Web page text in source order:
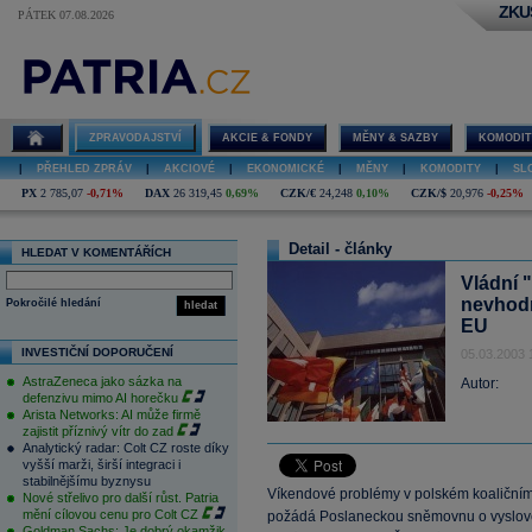
PÁTEK 07.08.2026
ZPRAVODAJSTVÍ AKCIE & FONDY MĚNY & SAZBY
PŘEHLED ZPRÁV AKCIOVÉ EKONOMICKÉ MĚNY KOMODITY
PX 2 785,07 -0,71% DAX 26 319,45 0,69% CZK/€ 24,248 0,10% CZK/$ 20,976 -0,25%
HLEDAT V KOMENTÁŘÍCH
hledat
Pokročilé hledání
INVESTIČNÍ DOPORUČENÍ
AstraZeneca jako sázka na
defenzivu mimo AI horečku
Arista Networks: AI může firmě
zajistit příznivý vítr do zad
Analytický radar: Colt CZ roste díky
vyšší marži, širší integraci i
stabilnějšímu byznysu
Nové střelivo pro další růst. Patria
mění cílovou cenu pro Colt CZ
Detail - články
Vládní
EU
05.03.2003
Autor:
Víkendové problémy v polském
požádá Poslaneckou sněmovnu o